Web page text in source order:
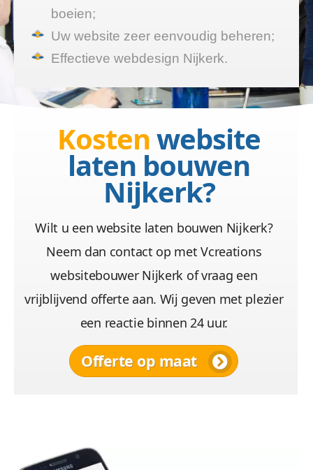
boeien;
Uw website zeer eenvoudig beheren;
Effectieve webdesign Nijkerk.
Kostenwebsite
laten bouwen
Nijkerk?
Wilt u een website laten bouwen Nijkerk?
Neem dan contact op met Vcreations
websitebouwer Nijkerk of vraag een
vrijblijvend offerte aan. Wij geven met plezier
een reactie binnen 24 uur.
Offerte op maat